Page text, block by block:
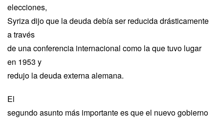
elecciones,
Syriza dijo que la deuda debía ser reducida drásticamente
a través
de una conferencia internacional como la que tuvo lugar
en 1953 y
redujo la deuda externa alemana.
El
segundo asunto más importante es que el nuevo gobierno